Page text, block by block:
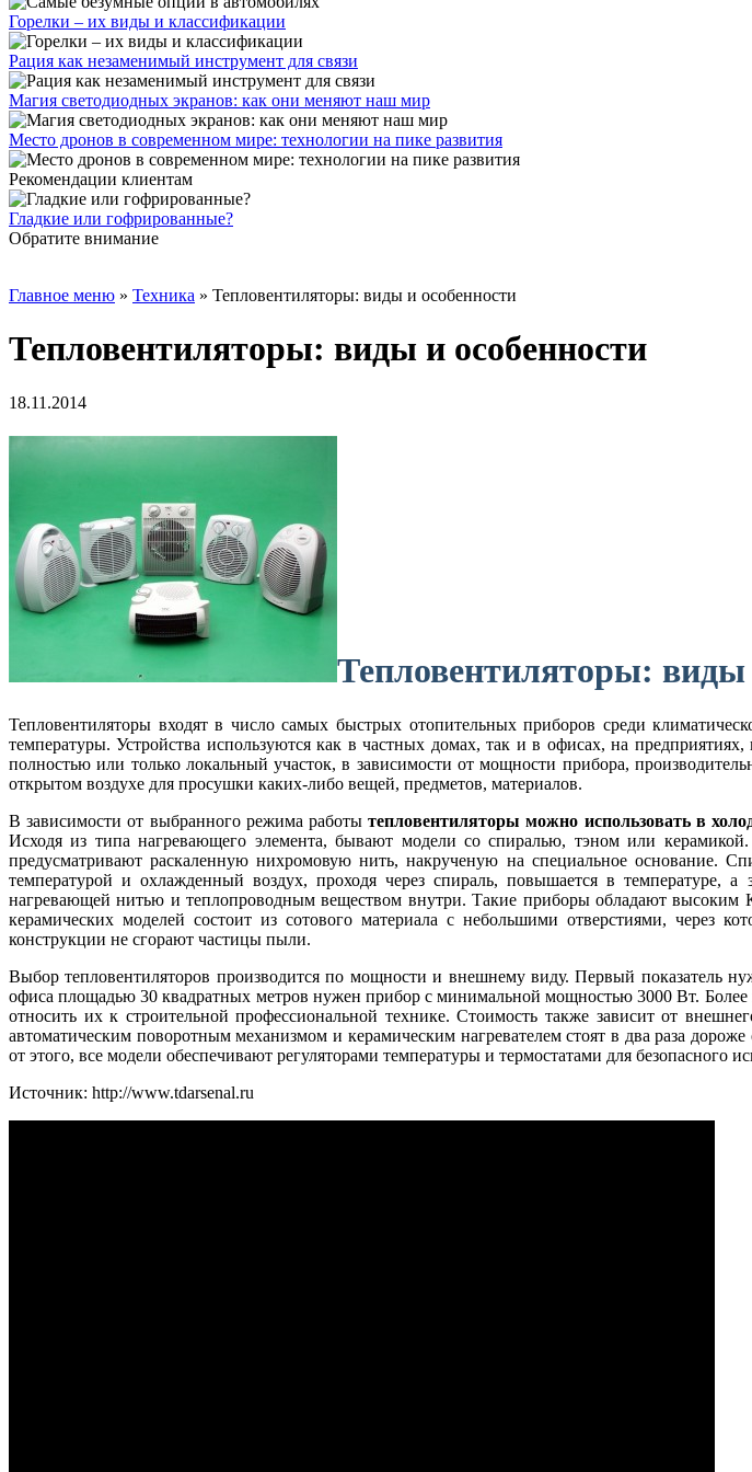
Горелки – их виды и классификации
Рация как незаменимый инструмент для связи
Магия светодиодных экранов: как они меняют наш мир
Место дронов в современном мире: технологии на пике развития
Рекомендации клиентам
Гладкие или гофрированные?
Обратите внимание
Главное меню » Техника » Тепловентиляторы: виды и особенности
Тепловентиляторы: виды и особенности
18.11.2014
Тепловентиляторы: виды
Тепловентиляторы входят в число самых быстрых отопительных приборов среди
температуры. Устройства используются как в частных домах, так и в офисах, на
полностью или только локальный участок, в зависимости от мощности прибора,
открытом воздухе для просушки каких-либо вещей, предметов, материалов.
В зависимости от выбранного режима работытепловентиляторы можно использовать в
Исходя из типа нагревающего элемента, бывают модели со спиралью, тэном или
предусматривают раскаленную нихромовую нить, накрученую на специальное основание.
температурой и охлажденный воздух, проходя через спираль, повышается в температуре,
нагревающей нитью и теплопроводным веществом внутри. Такие приборы обладают высоким
керамических моделей состоит из сотового материала с небольшими отверстиями, через
конструкции не сгорают частицы пыли.
Выбор тепловентиляторов производится по мощности и внешнему виду. Первый показатель
офиса площадью 30 квадратных метров нужен прибор с минимальной мощностью 3000 Вт. Более
относить их к строительной профессиональной технике. Стоимость также зависит от
автоматическим поворотным механизмом и керамическим нагревателем стоят в два раза
от этого, все модели обеспечивают регуляторами температуры и термостатами для безопасного
Источник: http://www.tdarsenal.ru